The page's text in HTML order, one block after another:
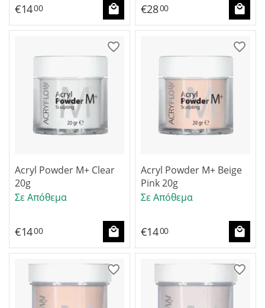
€1400 €2800
Acryl Powder M+ Clear
20g
Σε Απόθεμα
€1400
Acryl Powder M+ Beige
Pink 20g
Σε Απόθεμα
€1400